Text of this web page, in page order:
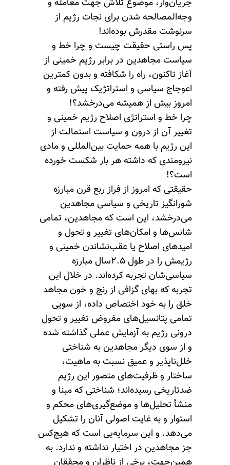
جریان‌وار، موضوع تلاش جهت معامله و
وجه‌المصالحه‌ شدن برای نجات رژیم از
سرنوشت مقدرش بوده‌اند!
پس راستی حقیقت چیست و چرا خط و
سیاست مجاهدین در برابر رژیم‌ خمینی از
آغاز تاکنون، راه را شکافته و بدون کمترین
اعوجاج سیاسی و استراتژیک پیش رفته و
امروز بیش ‌از همیشه می‌درخشد؟!
چرا خط و استراتژی اصلاح رژیم‌ خمینی و
تغییر آن از درون و سیاست استمالت از
این رژیم با همه حمایت بین‌المللی و مادی
نیرومندی که داشته هر بار شکست‌ خورده
است؟!
حقیقتی که امروز از فراز ربع قرن مبارزه
شورانگیز تاریخی و سیاسی مجاهدین
می‌درخشد، این است که مجاهدین، تمامی
شانس‌ها و امکان‌های تغییر و تحول و
امیدهای اصلاح یا عقب‌نشاندن خمینی و
رژیمش را در طول ۲.۵سال مبارزه
سیاسی‌شان تجربه کرده‌اند. در خلال این
تجربه که بهای گزافی از رنج و خون مجاهد
خلق را به ‌خود اختصاص داده، از سویی
تمامی پتانسیل‌های مفروض تغییر و تحول
درونی رژیم به ‌آزمایش عملی گذاشته شده
و از سوی دیگر مجاهدین به ‌شناختی
خلل‌ناپذیر و عمیق نسبت به ‌ماهیت،
ساختار و ظرفیت‌های متصور این رژیم
ضدتاریخی رسیده‌اند؛ شناختی که مبنا و
منشأ تحلیل‌ها و موضع‌گیری‌های محکم و
استوار و به ‌غایت اصولی آنان را تشکیل
می‌دهد. و این سرمایه‌یی است که هیچ‌کس
جز مجاهدین در اختیار نداشته و ندارد. به